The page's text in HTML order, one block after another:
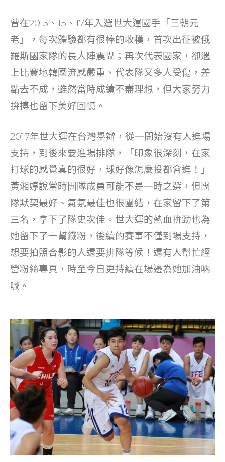
曾在2013、15、17年入選世大運國手「三朝元
老」，每次體驗都有很棒的收穫，首次出征被俄
羅斯國家隊的長人陣震懾；再次代表國家，卻遇
上比賽地韓國流感嚴重、代表隊又多人受傷，差
點去不成，雖然當時成績不盡理想，但大家努力
拚搏也留下美好回憶。
2017年世大運在台灣舉辦，從一開始沒有人進場
支持，到後來要進場排隊，「印象很深刻，在家
打球的感覺真的很好，球好像怎麼投都會進！」
黃湘婷說當時團隊成員可能不是一時之選，但團
隊默契最好、氣氛最佳也很團結，在家留下了第
三名，拿下了隊史次佳。世大運的熱血拚勁也為
她留下了一幫鐵粉，後續的賽事不僅到場支持，
想要拍照合影的人還要排隊等候！還有人幫忙經
營粉絲專頁，時至今日更持續在場邊為她加油吶
喊。